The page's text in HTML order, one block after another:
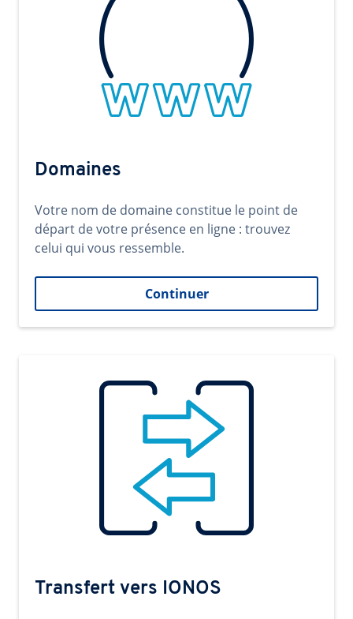
Domaines
Votre nom de domaine constitue le point de
départ de votre présence en ligne : trouvez
celui qui vous ressemble.
Continuer
Transfert vers IONOS